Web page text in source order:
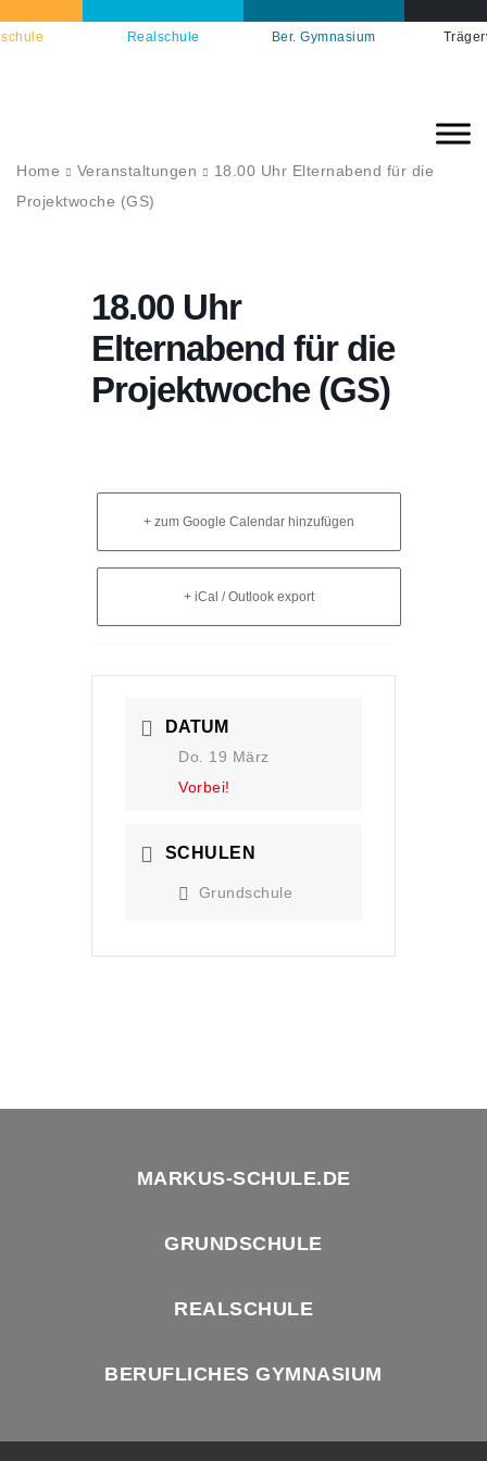
Realschule Ber. Gymnasium
Home Veranstaltungen
18.00 Uhr Elternabend für die
Projektwoche (GS)
18.00 Uhr
Elternabend für die
Projektwoche (GS)
+ zum Google Calendar hinzufügen
+ iCal / Outlook export
DATUM
Do. 19 März
Vorbei!
SCHULEN
Grundschule
MARKUS-SCHULE.DE
GRUNDSCHULE
REALSCHULE
BERUFLICHES GYMNASIUM